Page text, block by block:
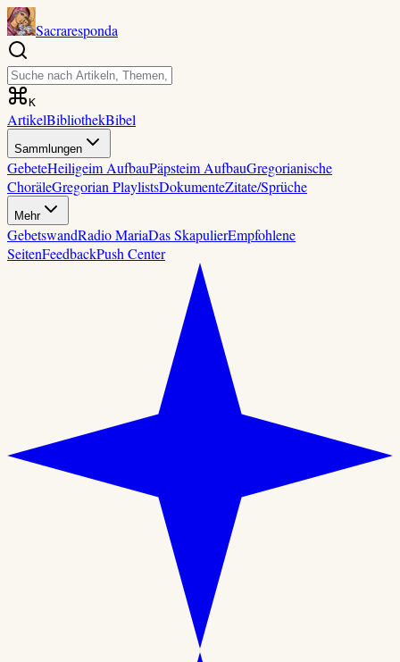
Sacraresponda
K
ArtikelBibliothekBibel
Sammlungen
GebeteHeiligeim AufbauPäpsteim AufbauGregorianische
ChoräleGregorian PlaylistsDokumenteZitate/Sprüche
Mehr
GebetswandRadio MariaDas SkapulierEmpfohlene
SeitenFeedbackPush Center